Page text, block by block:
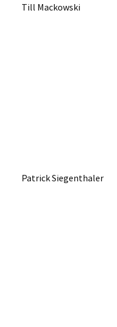
Till Mackowski
Patrick Siegenthaler